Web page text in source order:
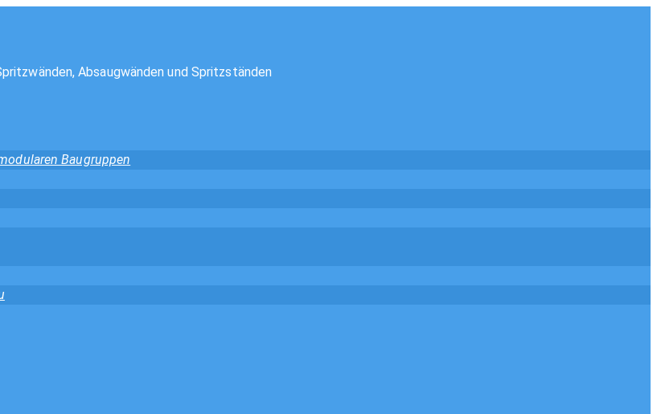
Absaugwänden und Spritzständen
Baugruppen